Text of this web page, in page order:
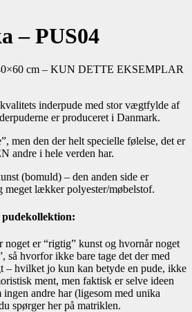
– PUS04
cm – KUN DETTE EKSEMPLAR
inderpude med stor vægtfylde af
er produceret i Danmark.
men den der helt specielle følelse, det er
andre i hele verden har.
(bomuld) – den anden side er
meget lækker polyester/møbelstof.
noget er “rigtig” kunst og hvornår noget
så hvorfor ikke bare tage det der med
– hvilket jo kun kan betyde en pude, ikke
ment, men faktisk er selve ideen
ingen andre har (ligesom med unika
spørger her på matriklen.